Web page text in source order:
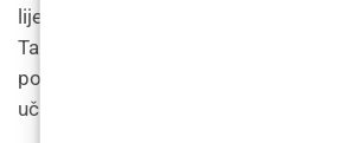
lijekove koji mogu povećati rizik od
Također je važno obrijati područje
postupka kako biste bili sigurni da
učinkovito ciljati folikule dlake.